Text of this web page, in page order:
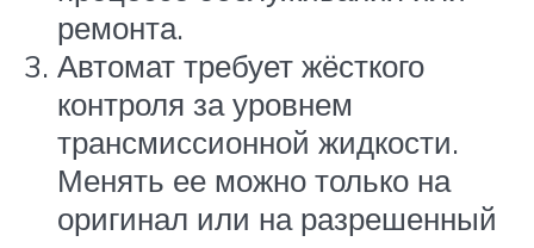
ремонта.
Автомат требует жёсткого
контроля за уровнем
трансмиссионной жидкости.
Менять ее можно только на
оригинал или на разрешенный